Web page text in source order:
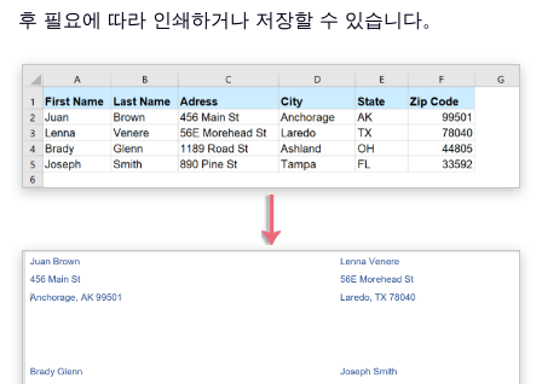
후 필요에 따라 인쇄하거나 저장할 수 있습니다。